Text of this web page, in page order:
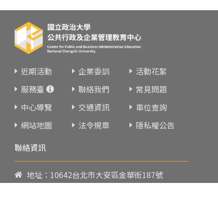
近期活動 企業委訓
活動花絮
服務臺
聯絡我們
常見問題
中心導覽
交通資訊
車位查詢
網站地圖
法令規章
隱私權公告
聯絡資訊
地址：10642台北市大安區金華街187號